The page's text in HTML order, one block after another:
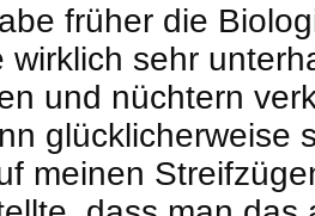
früher die
wirklich sehr
und nüchtern
glücklicherweise
meinen